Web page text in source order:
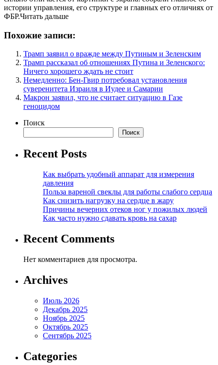
истории управления, его структуре и главных его отличиях от
ФБР.Читать дальше
Похожие записи:
Трамп заявил о вражде между Путиным и Зеленским
Трамп рассказал об отношениях Путина и Зеленского:
Ничего хорошего ждать не стоит
Немедленно: Бен-Гвир потребовал установления
суверенитета Израиля в Иудее и Самарии
Макрон заявил, что не считает ситуацию в Газе
геноцидом
Поиск
Поиск
Recent Posts
Как выбрать удобный аппарат для измерения
давления
Польза вареной свеклы для работы слабого сердца
Как снизить нагрузку на сердце в жару
Причины вечерних отеков ног у пожилых людей
Как часто нужно сдавать кровь на сахар
Recent Comments
Нет комментариев для просмотра.
Archives
Июль 2026
Декабрь 2025
Ноябрь 2025
Октябрь 2025
Сентябрь 2025
Categories